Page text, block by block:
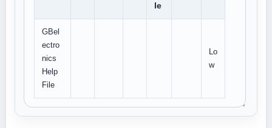
le
GBel
ectro
nics
Help
File
Lo
w